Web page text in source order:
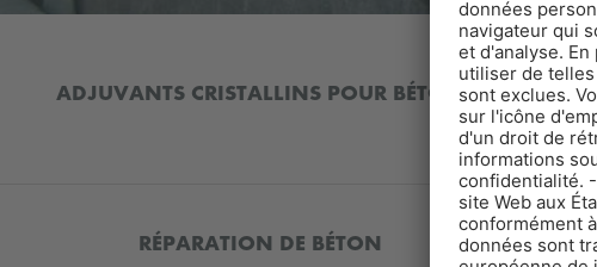
ADJUVANTS CRISTALLINS POUR BÉTON
RÉPARATION DE BÉTON